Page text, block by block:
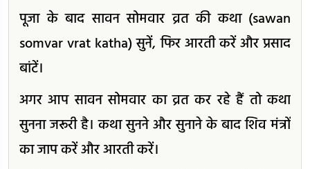
पूजा के बाद सावन सोमवार व्रत की कथा (sawan
somvar vrat katha) सुनें, फिर आरती करें और प्रसाद
बांटें।
अगर आप सावन सोमवार का व्रत कर रहे हैं तो कथा
सुनना जरूरी है। कथा सुनने और सुनाने के बाद शिव मंत्रों
का जाप करें और आरती करें।